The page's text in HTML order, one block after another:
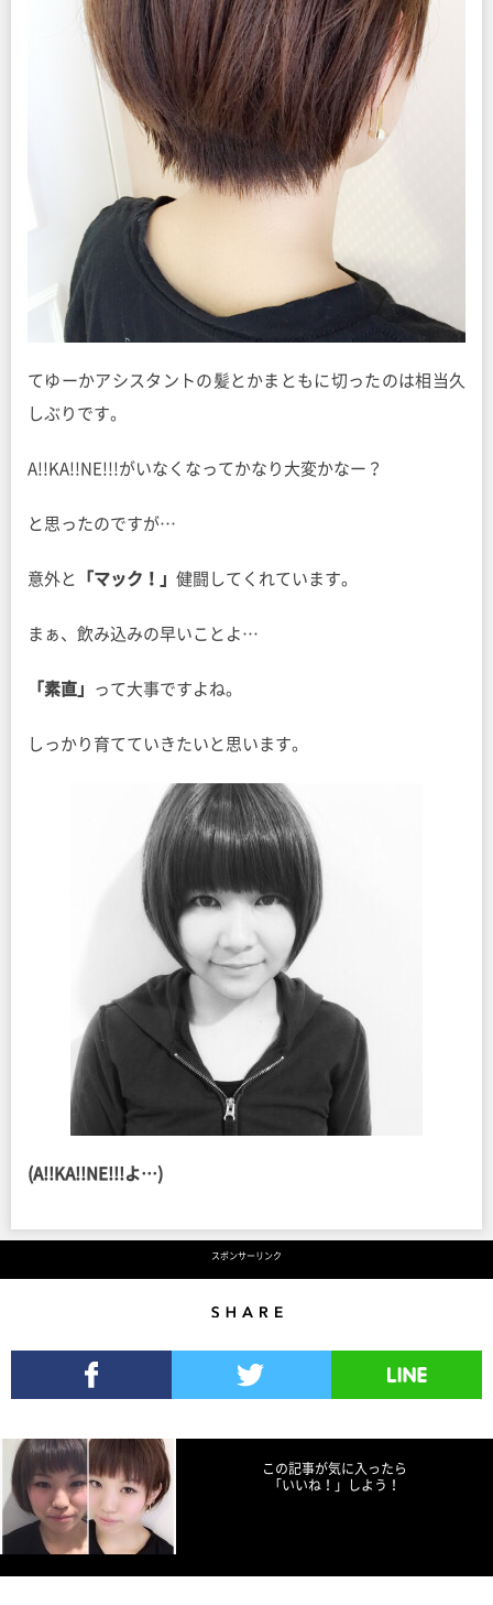
てゆーかアシスタントの髪とかまともに切ったのは相当久
しぶりです。
A!!KA!!NE!!!がいなくなってかなり大変かなー？
と思ったのですが…
意外と 「マック！」 健闘してくれています。
まぁ、飲み込みの早いことよ…
「素直」 って大事ですよね。
しっかり育てていきたいと思います。
(A!!KA!!NE!!!よ…)
スポンサーリンク
この記事が気に入ったら
「いいね！」しよう！